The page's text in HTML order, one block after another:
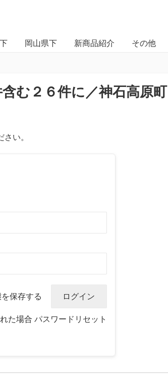
岡山県下 新商品紹介 その他
む２６件に／神石高原町
い。
保存する
た場合パスワードリセット